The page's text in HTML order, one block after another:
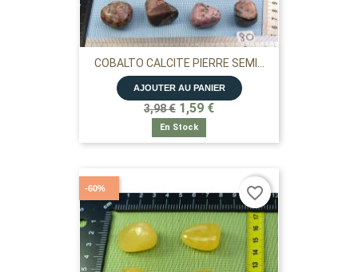
COBALTO CALCITE PIERRE SEMI...
AJOUTER AU PANIER
3,98 € 1,59 €
En Stock
-60% favorite_border